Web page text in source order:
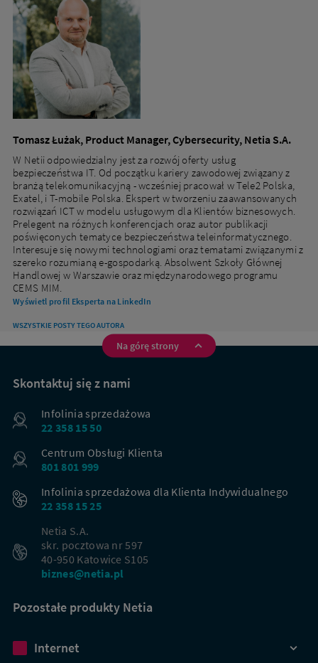
Tomasz Łużak, Product Manager, Cybersecurity, Netia S.A.
W Netii odpowiedzialny jest za rozwój oferty usług
bezpieczeństwa IT. Od początku kariery zawodowej związany z
branżą telekomunikacyjną - wcześniej pracował w Tele2 Polska,
Exatel, i T-mobile Polska. Ekspert w tworzeniu zaawansowanych
rozwiązań ICT w modelu usługowym dla Klientów biznesowych.
Prelegent na różnych konferencjach oraz autor publikacji
poświęconych tematyce bezpieczeństwa teleinformatycznego.
Interesuje się nowymi technologiami oraz tematami związanymi z
szereko rozumianą e-gospodarką. Absolwent Szkoły Głównej
Handlowej w Warszawie oraz międzynarodowego programu
CEMS MIM.
Wyświetl profil Eksperta na LinkedIn
WSZYSTKIE POSTY TEGO AUTORA
Na górę strony
Skontaktuj się z nami
Infolinia sprzedażowa
22 358 15 50
Centrum Obsługi Klienta
801 801 999
Infolinia sprzedażowa dla Klienta Indywidualnego
22 358 15 25
Netia S.A.
skr. pocztowa nr 597
40-950 Katowice S105
biznes@netia.pl
Pozostałe produkty Netia
Internet
Używamy plików cookies lub podobnych technologii w celu zapewnienia Ci dostępu do serwisu,
usprawniania jego działania, profilowania i wyświetlania treści dopasowanych do Twoich potrzeb. W